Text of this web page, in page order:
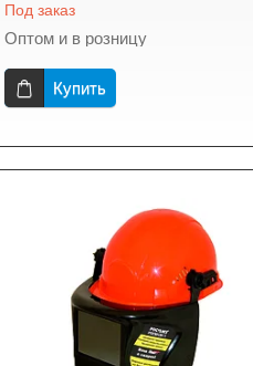
Под заказ
Оптом и в розницу
Купить